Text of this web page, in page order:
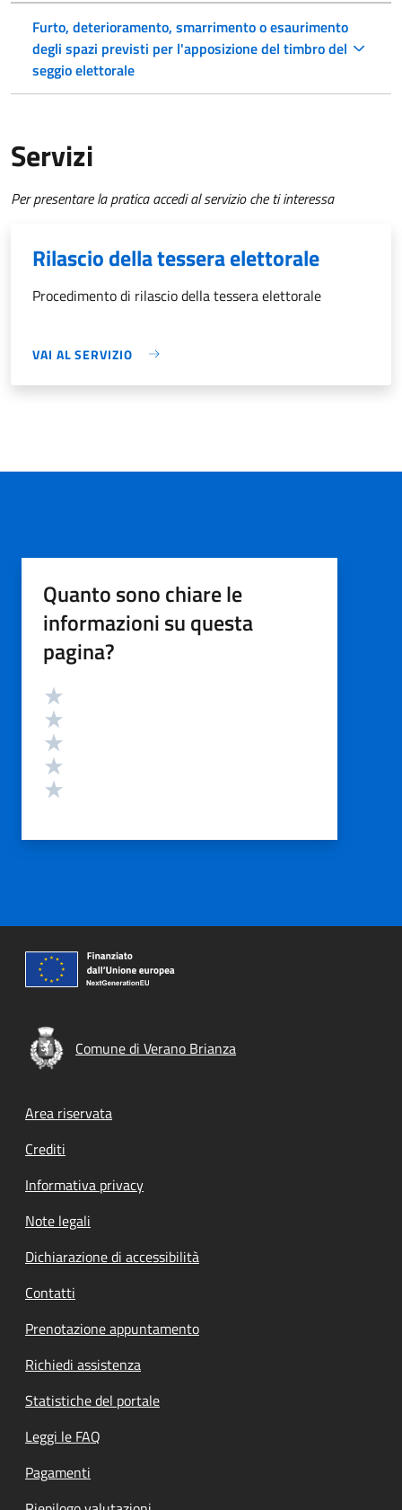
Furto, deterioramento, smarrimento o esaurimento
degli spazi previsti per l'apposizione del timbro del
seggio elettorale
Servizi
Per presentare la pratica accedi al servizio che ti interessa
Rilascio della tessera elettorale
Procedimento di rilascio della tessera elettorale
VAI AL SERVIZIO
Quanto sono chiare le
informazioni su questa
pagina?
Valutazione
Comune di Verano Brianza
Footer menu
Area riservata
Crediti
Informativa privacy
Note legali
Dichiarazione di accessibilità
Contatti
Prenotazione appuntamento
Richiedi assistenza
Statistiche del portale
Leggi le FAQ
Pagamenti